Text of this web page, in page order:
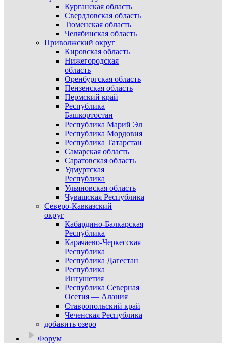
Курганская область
Свердловская область
Тюменская область
Челябинская область
Приволжский округ
Кировская область
Нижегородская
область
Оренбургская область
Пензенская область
Пермский край
Республика
Башкортостан
Республика Марий Эл
Республика Мордовия
Республика Татарстан
Самарская область
Саратовская область
Удмуртская
Республика
Ульяновская область
Чувашская Республика
Северо-Кавказский
округ
Кабардино-Балкарская
Республика
Карачаево-Черкесская
Республика
Республика Дагестан
Республика
Ингушетия
Республика Северная
Осетия — Алания
Ставропольский край
Чеченская Республика
добавить озеро
Форум